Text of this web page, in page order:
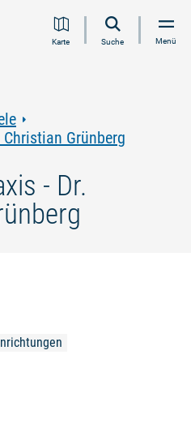
Inhalt
Navigation
Volltextsuche
FooterKarte Suche Menü
Grünberg
- Dr.